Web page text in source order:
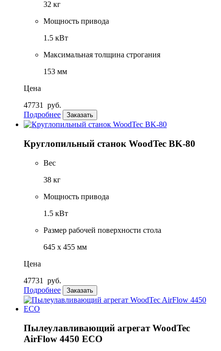
32 кг
Мощность привода
1.5 кВт
Максимальная толщина строгания
153 мм
Цена
47731 руб.
Подробнее
Заказать
Круглопильный станок WoodTec BK-80
Вес
38 кг
Мощность привода
1.5 кВт
Размер рабочей поверхности стола
645 x 455 мм
Цена
47731 руб.
Подробнее
Заказать
Пылеулавливающий агрегат WoodTec
AirFlow 4450 ECO